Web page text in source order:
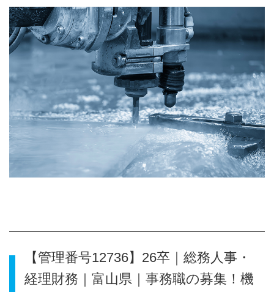
n
【管理番号12736】26卒｜総務人事・
経理財務｜富山県｜事務職の募集！機